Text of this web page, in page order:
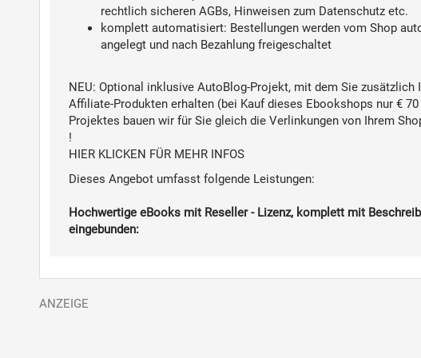
rechtlich sicheren AGBs, Hinweisen zum Datenschutz etc.
komplett automatisiert: Bestellungen werden vom Shop
angelegt und nach Bezahlung freigeschaltet
NEU: Optional inklusive AutoBlog-Projekt, mit dem Sie
Affiliate-Produkten erhalten (bei Kauf dieses Ebookshops nur €
Projektes bauen wir für Sie gleich die Verlinkungen von Ihrem
!
HIER KLICKEN FÜR MEHR INFOS
Dieses Angebot umfasst folgende Leistungen:
Hochwertige eBooks mit Reseller - Lizenz, komplett mit
eingebunden: